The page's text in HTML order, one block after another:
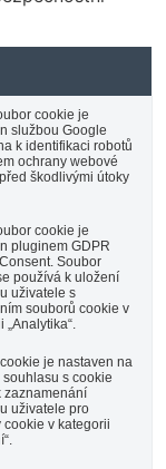
cookie je
službou Google
k identifikaci robotů
ochrany webové
škodlivými útoky
cookie je
pluginem GDPR
Soubor
používá k uložení
uživatele s
souborů cookie v
„Analytika“.
je nastaven na
s cookie
zaznamenání
uživatele pro
cookie v kategorii